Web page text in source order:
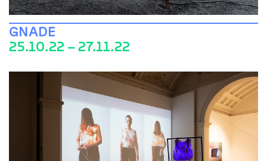
GNADE
25.10.22 – 27.11.22